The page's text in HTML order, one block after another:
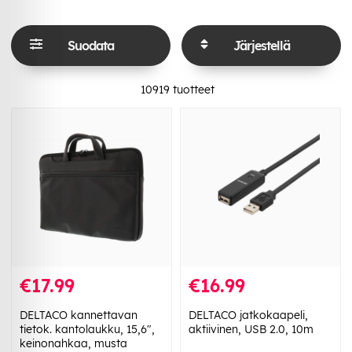
Suodata Järjestellä
10919 tuotteet
€17.99
DELTACO kannettavan
tietok. kantolaukku, 15,6",
keinonahkaa, musta
€16.99
DELTACO jatkokaapeli,
aktiivinen, USB 2.0, 10m